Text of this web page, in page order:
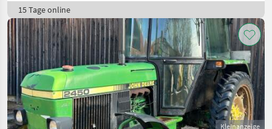
15 Tage online
Kleinanzeige